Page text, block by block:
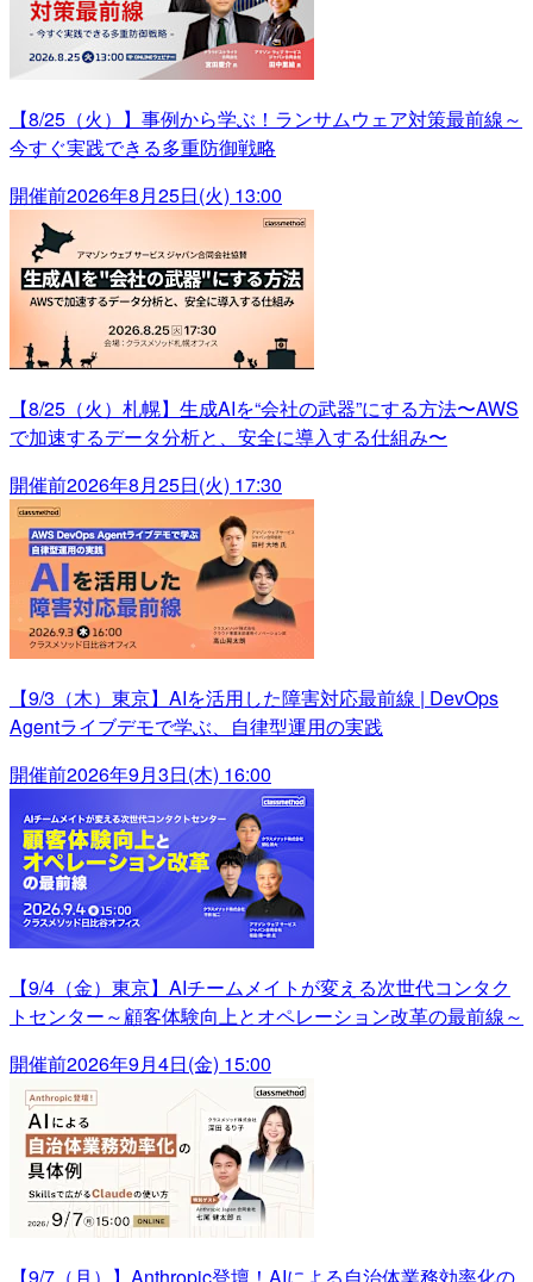
【8/25（火）】事例から学ぶ！ランサムウェア対策最前線～
今すぐ実践できる多重防御戦略
開催前2026年8月25日(火) 13:00
【8/25（火）札幌】生成AIを“会社の武器”にする方法〜AWS
で加速するデータ分析と、安全に導入する仕組み〜
開催前2026年8月25日(火) 17:30
【9/3（木）東京】AIを活用した障害対応最前線 | DevOps
Agentライブデモで学ぶ、自律型運用の実践
開催前2026年9月3日(木) 16:00
【9/4（金）東京】AIチームメイトが変える次世代コンタク
トセンター～顧客体験向上とオペレーション改革の最前線～
開催前2026年9月4日(金) 15:00
【9/7（月）】Anthropic登壇！AIによる自治体業務効率化の